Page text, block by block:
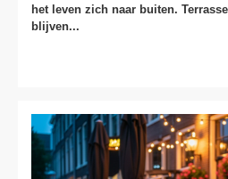
het leven zich naar buiten.
blijven...